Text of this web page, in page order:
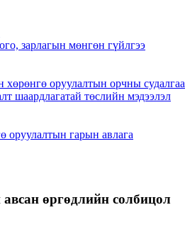
зарлагын мөнгөн гүйлгээ
оруулалтын орчны судалгаа
шаардлагатай төслийн мэдээлэл
оруулалтын гарын авлага
өргөдлийн солбицол